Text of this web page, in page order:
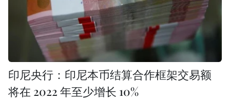
印尼央行：印尼本币结算合作框架交易额
将在 2022 年至少增长 10%